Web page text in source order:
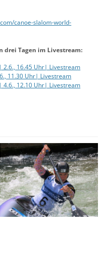
canoe-slalom-world-
drei Tagen im Livestream:
2.6., 16.45 Uhr| Livestream
11.30 Uhr| Livestream
4.6., 12.10 Uhr| Livestream